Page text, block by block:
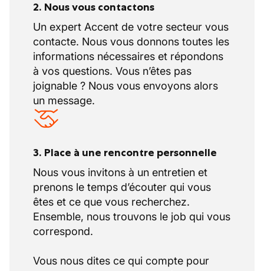
2. Nous vous contactons
Un expert Accent de votre secteur vous
contacte. Nous vous donnons toutes les
informations nécessaires et répondons
à vos questions. Vous n’êtes pas
joignable ? Nous vous envoyons alors
un message.
3. Place à une rencontre personnelle
Nous vous invitons à un entretien et
prenons le temps d’écouter qui vous
êtes et ce que vous recherchez.
Ensemble, nous trouvons le job qui vous
correspond.
Vous nous dites ce qui compte pour